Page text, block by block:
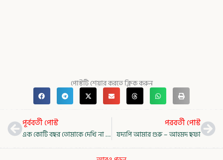
পোস্টটি শেয়ার করতে ক্লিক করুন
Prevপূর্ববর্তী পোস্ট
এক কোটি বছর তোমাকে দেখি না – মহাদেব সাহা
পরবর্তী পোস্ট
যদ্যপি আমার গুরু – আহমদ ছফা